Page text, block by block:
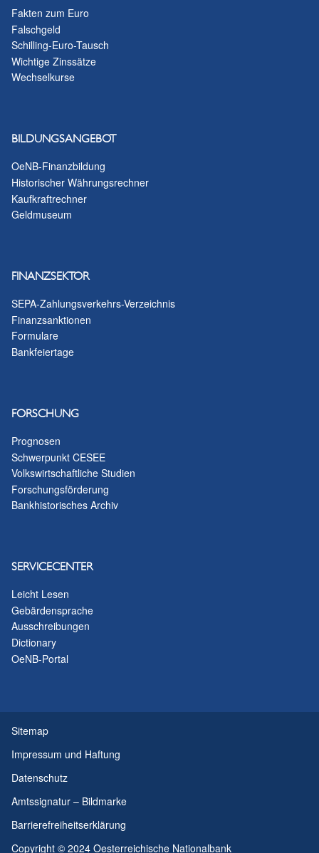
Fakten zum Euro
Falschgeld
Schilling-Euro-Tausch
Wichtige Zinssätze
Wechselkurse
BILDUNGSANGEBOT
OeNB-Finanzbildung
Historischer Währungsrechner
Kaufkraftrechner
Geldmuseum
FINANZSEKTOR
SEPA-Zahlungsverkehrs-Verzeichnis
Finanzsanktionen
Formulare
Bankfeiertage
FORSCHUNG
Prognosen
Schwerpunkt CESEE
Volkswirtschaftliche Studien
Forschungsförderung
Bankhistorisches Archiv
SERVICECENTER
Leicht Lesen
Gebärdensprache
Ausschreibungen
Dictionary
OeNB-Portal
Sitemap
Impressum und Haftung
Datenschutz
Amtssignatur – Bildmarke
Barrierefreiheitserklärung
Copyright © 2024 Oesterreichische Nationalbank